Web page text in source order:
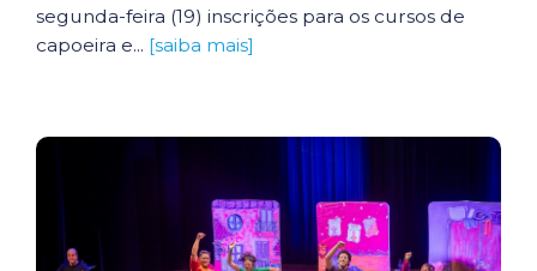
segunda-feira (19) inscrições para os cursos de
capoeira e... [saiba mais]